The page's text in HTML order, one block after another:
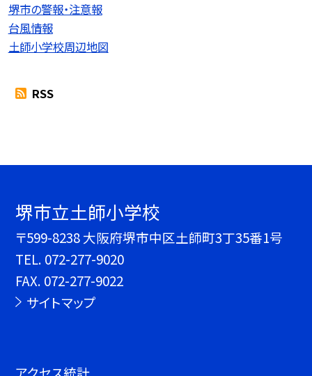
堺市の警報・注意報
台風情報
土師小学校周辺地図
RSS
堺市立土師小学校
〒599-8238 大阪府堺市中区土師町3丁35番1号
TEL. 072-277-9020
FAX. 072-277-9022
サイトマップ
アクセス統計